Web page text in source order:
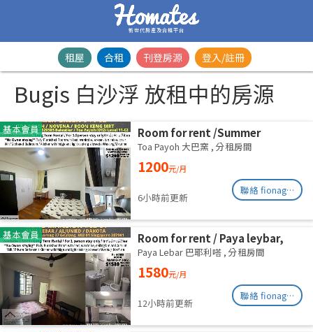
新世代房產及合租平台
租屋 合租 刊登房源 登入/註冊
Bugis 白沙浮 放租中的房源
基本會員
Room for rent /Summer
Green/Common room/1
pax/Available Immediately
Toa Payoh 大巴窯 , 分租房間
1200元/月
6小時前更新
聯絡 fionag@transinex.com.sg
基本會員
Room for rent / Paya leybar,
Dakota / Master room / 1pax
stay / Available 2 Sept
Paya Lebar 巴耶利嗒 , 分租房間
1580元/月
12小時前更新
聯絡 fionag@transinex.com.sg